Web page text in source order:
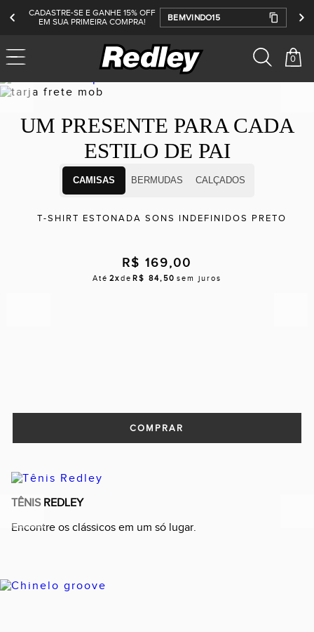
CADASTRE-SE E GANHE 15% OFF
EM SUA PRIMEIRA COMPRA!
BEMVINDO15
0
Previous
UM PRESENTE PARA CADA
ESTILO DE PAI
CAMISAS BERMUDAS CALÇADOS
T-SHIRT ESTONADA SONS INDEFINIDOS PRETO
R$ 169,00
Até 2xde R$ 84,50 sem juros
COMPRAR
TÊNIS REDLEY
Encontre os clássicos em um só lugar.